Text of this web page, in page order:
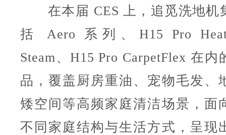
在本届 CES 上，追觅洗地机
括 Aero 系列、H15 Pro
Steam、H15 Pro CarpetFlex 在
品，覆盖厨房重油、宠物毛发、
矮空间等高频家庭清洁场景，面
不同家庭结构与生活方式，呈现